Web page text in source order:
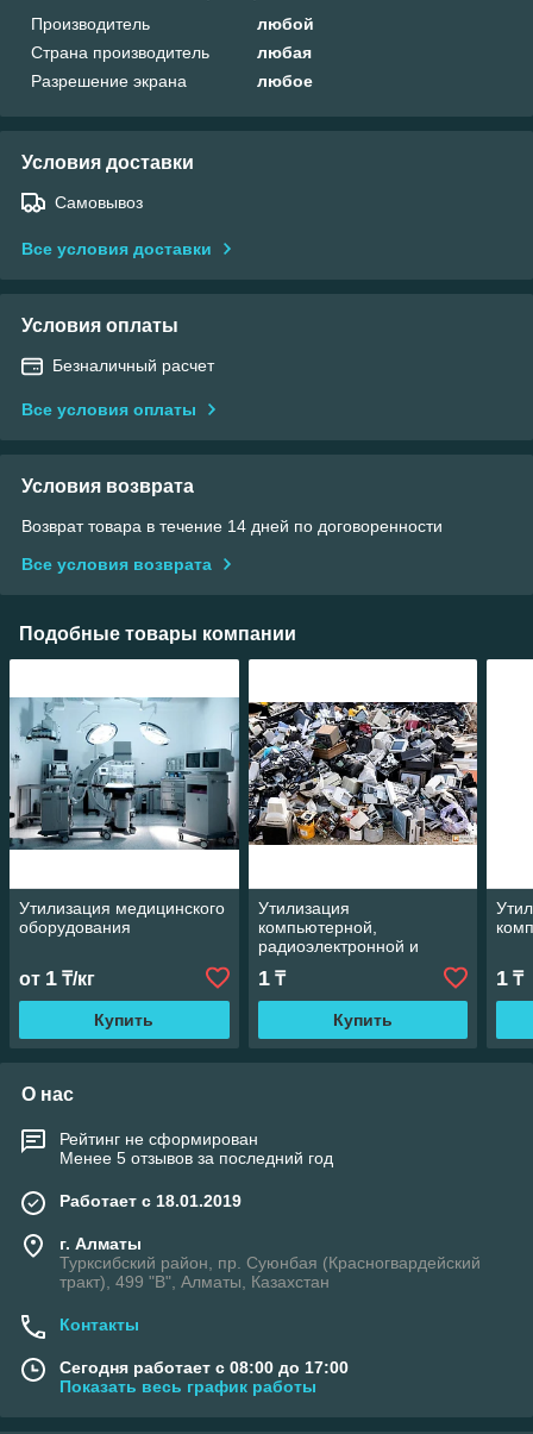
Производитель
любой
Страна производитель
любая
Разрешение экрана
любое
Условия доставки
Самовывоз
Все условия доставки
Условия оплаты
Безналичный расчет
Все условия оплаты
Условия возврата
Возврат товара в течение 14 дней по договоренности
Все условия возврата
Подобные товары компании
Утилизация медицинского
оборудования
от 1 ₸/кг
Купить
Утилизация
компьютерной,
радиоэлектронной и
оргтехники
1₸
Купить
1 ₸
О нас
Рейтинг не сформирован
Менее 5 отзывов за последний год
Работает с 18.01.2019
г. Алматы
Турксибский район, пр. Суюнбая (Красногвардейский
тракт), 499 "В", Алматы, Казахстан
Контакты
Сегодня работает с 08:00 до 17:00
Показать весь график работы